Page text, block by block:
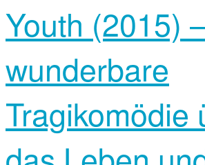
Youth (2015)
wunderbare
Tragikomödie